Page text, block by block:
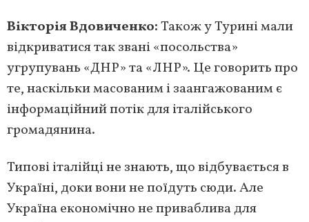
Вікторія Вдовиченко:Також у Турині мали
відкриватися так звані «посольства»
угрупувань «ДНР» та «ЛНР». Це говорить про
те, наскільки масованим і заангажованим є
інформаційний потік для італійського
громадянина.
Типові італійці не знають, що відбувається в
Україні, доки вони не поїдуть сюди. Але
Україна економічно не приваблива для